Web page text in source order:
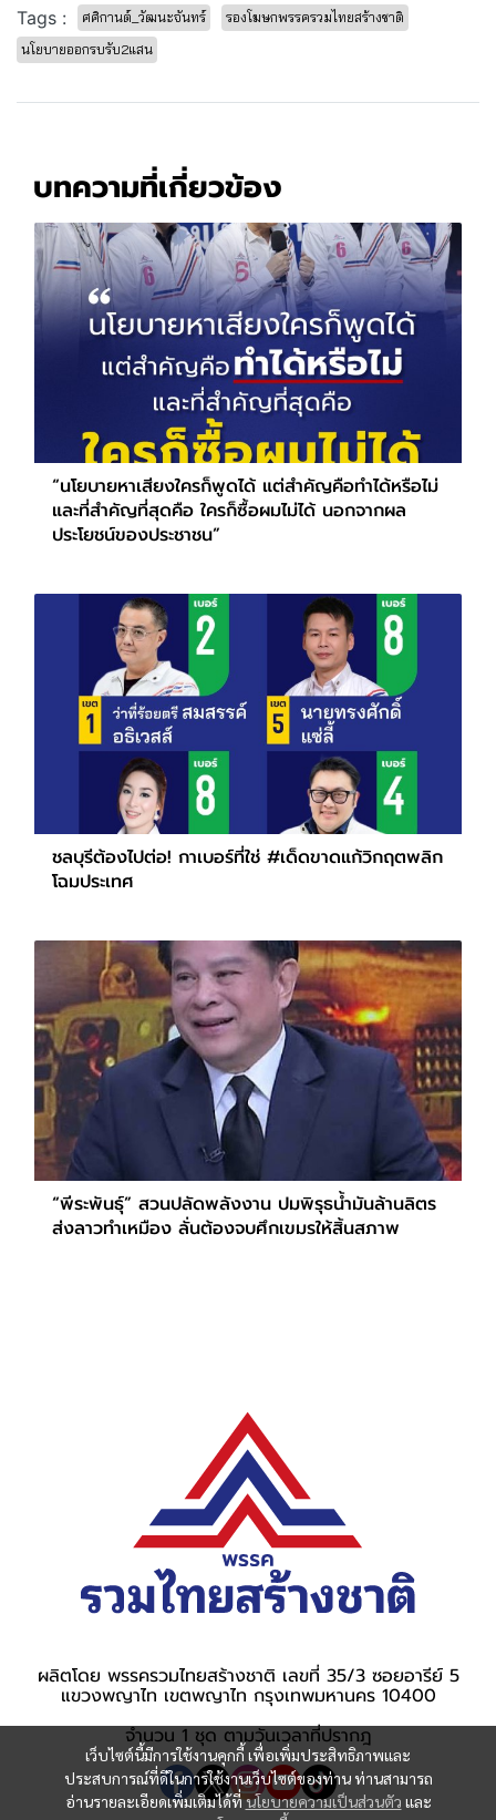
Tags : ศศิกานต์_วัฒนะจันทร์
รองโฆษกพรรครวมไทยสร้างชาติ
นโยบายออกรบรับ2แสน
บทความที่เกี่ยวข้อง
“นโยบายหาเสียงใครก็พูดได้ แต่สำคัญคือทำได้หรือไม่
และที่สำคัญที่สุดคือ ใครก็ซื้อผมไม่ได้ นอกจากผล
ประโยชน์ของประชาชน”
ชลบุรีต้องไปต่อ! กาเบอร์ที่ใช่ #เด็ดขาดแก้วิกฤตพลิก
โฉมประเทศ
“พีระพันธุ์” สวนปลัดพลังงาน ปมพิรุธน้ำมันล้านลิตร
ส่งลาวทำเหมือง ลั่นต้องจบศึกเขมรให้สิ้นสภาพ
เว็บไซต์นี้มีการใช้งานคุกกี้ เพื่อเพิ่มประสิทธิภาพและ
ประสบการณ์ที่ดีในการใช้งานเว็บไซต์ของท่าน ท่านสามารถ
อ่านรายละเอียดเพิ่มเติมได้ที่นโยบายความเป็นส่วนตัว และ
ผลิตโดย พรรครวมไทยสร้างชาติ เลขที่ 35/3 ซอยอารีย์ 5
แขวงพญาไท เขตพญาไท กรุงเทพมหานคร 10400
จำนวน 1 ชุด ตามวันเวลาที่ปรากฎ